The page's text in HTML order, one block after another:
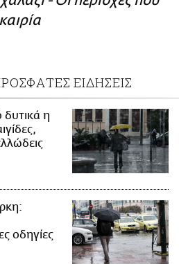
ΕΙΔΗΣΕΙΣ
δυτικά η
οδηγίες